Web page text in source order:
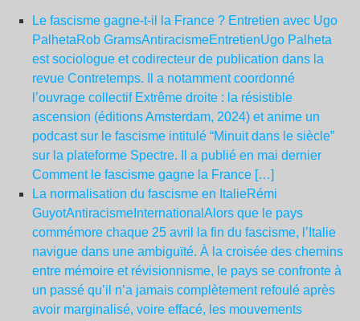
Le fascisme gagne-t-il la France ? Entretien avec Ugo
PalhetaRob GramsAntiracismeEntretienUgo Palheta
est sociologue et codirecteur de publication dans la
revue Contretemps. Il a notamment coordonné
l’ouvrage collectif Extrême droite : la résistible
ascension (éditions Amsterdam, 2024) et anime un
podcast sur le fascisme intitulé “Minuit dans le siècle”
sur la plateforme Spectre. Il a publié en mai dernier
Comment le fascisme gagne la France […]
La normalisation du fascisme en ItalieRémi
GuyotAntiracismeInternationalAlors que le pays
commémore chaque 25 avril la fin du fascisme, l’Italie
navigue dans une ambiguïté. À la croisée des chemins
entre mémoire et révisionnisme, le pays se confronte à
un passé qu’il n’a jamais complètement refoulé après
avoir marginalisé, voire effacé, les mouvements